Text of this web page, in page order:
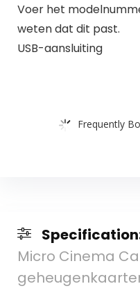
Voer het
weten dat dit past.
USB-aansluiting
Frequently
Micro Cinema